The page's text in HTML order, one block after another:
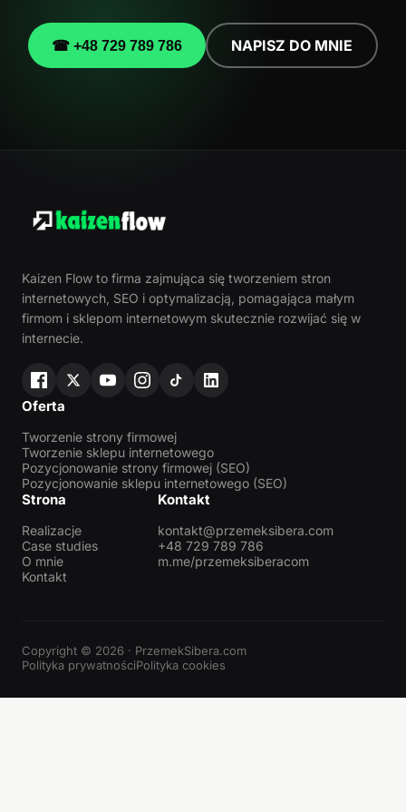
☎ +48 729 789 786 NAPISZ DO MNIE
Kaizen Flow to firma zajmująca się tworzeniem stron
internetowych, SEO i optymalizacją, pomagająca małym
firmom i sklepom internetowym skutecznie rozwijać się w
internecie.
Oferta
Tworzenie strony firmowej
Tworzenie sklepu internetowego
Pozycjonowanie strony firmowej (SEO)
Pozycjonowanie sklepu internetowego (SEO)
Strona
Realizacje
Case studies
O mnie
Kontakt
Kontakt
kontakt@przemeksibera.com
+48 729 789 786
m.me/przemeksiberacom
Copyright © 2026 · PrzemekSibera.com
Polityka prywatnościPolityka cookies